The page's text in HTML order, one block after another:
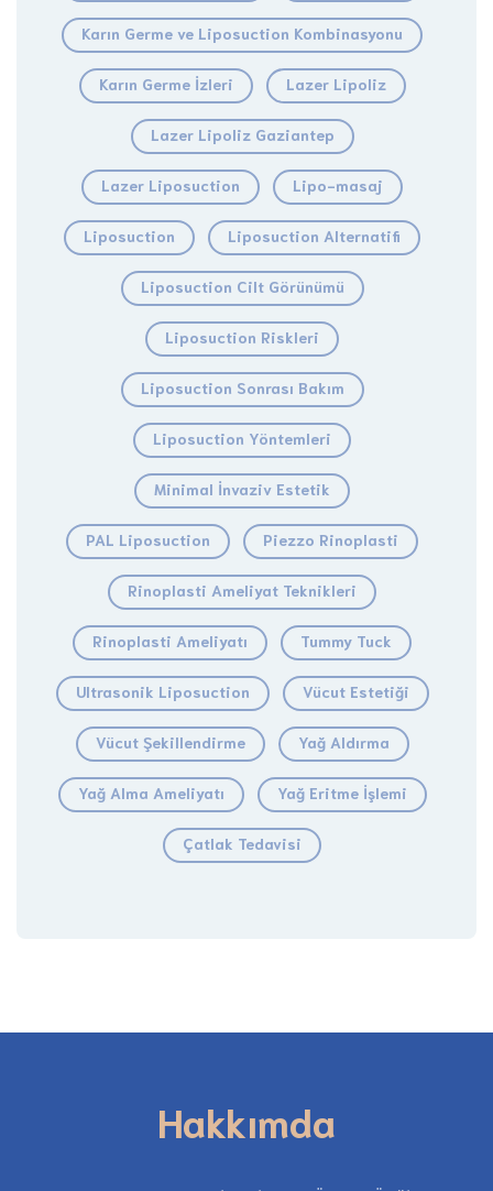
Karın Germe ve Liposuction Kombinasyonu
Karın Germe İzleri Lazer Lipoliz
Lazer Lipoliz Gaziantep
Lazer Liposuction Lipo-masaj
Liposuction Liposuction Alternatifi
Liposuction Cilt Görünümü
Liposuction Riskleri
Liposuction Sonrası Bakım
Liposuction Yöntemleri
Minimal İnvaziv Estetik
PAL Liposuction Piezzo Rinoplasti
Rinoplasti Ameliyat Teknikleri
Rinoplasti Ameliyatı Tummy Tuck
Ultrasonik Liposuction Vücut Estetiği
Vücut Şekillendirme Yağ Aldırma
Yağ Alma Ameliyatı Yağ Eritme İşlemi
Çatlak Tedavisi
Hakkımda